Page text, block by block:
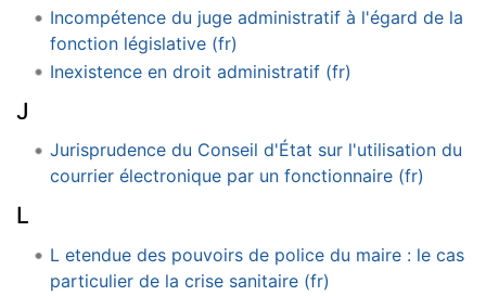
Incompétence du juge administratif à l'égard de la
fonction législative (fr)
Inexistence en droit administratif (fr)
J
Jurisprudence du Conseil d'État sur l'utilisation du
courrier électronique par un fonctionnaire (fr)
L
L etendue des pouvoirs de police du maire : le cas
particulier de la crise sanitaire (fr)